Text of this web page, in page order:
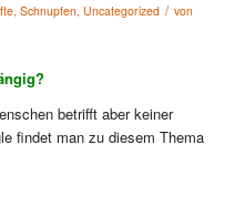
, Schnupfen, Uncategorized / von
betrifft aber keiner
findet man zu diesem Thema